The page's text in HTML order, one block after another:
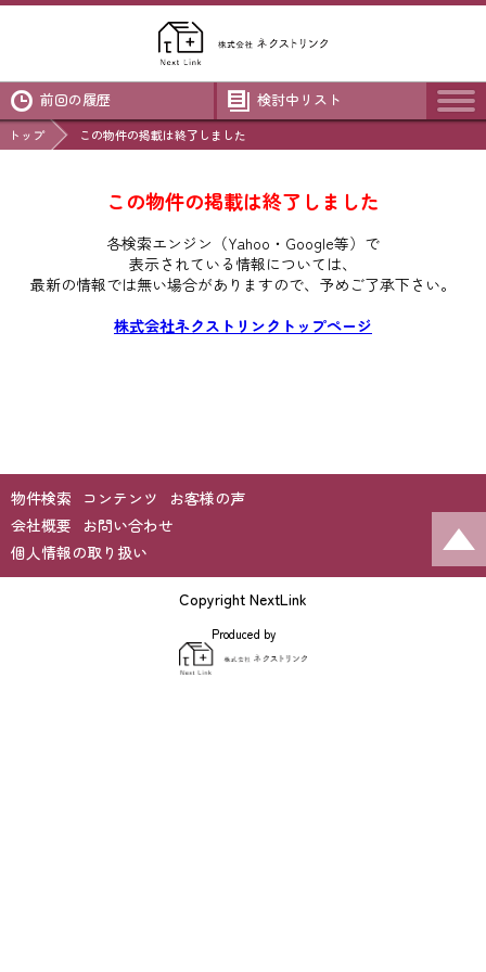
前回の履歴 検討中リスト
トップ この物件の掲載は終了しました
この物件の掲載は終了しました
各検索エンジン（Yahoo・Google等）で
表示されている情報については、
最新の情報では無い場合がありますので、 予めご了承下さい。
株式会社ネクストリンクトップページ
物件検索 コンテンツ
お客様の声
会社概要
お問い合わせ
個人情報の取り扱い
Copyright NextLink
Produced by